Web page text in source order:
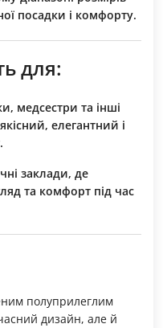
посадки і комфорту.
для:
медсестри та інші
елегантний і
заклади, де
та комфорт під час
полуприлеглим
дизайн, але й